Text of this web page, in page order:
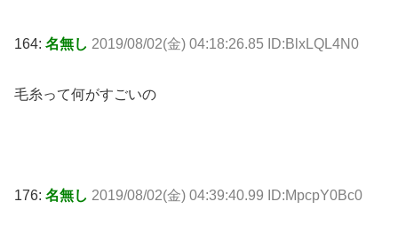
164: 名無し 2019/08/02(金) 04:18:26.85 ID:BlxLQL4N0
毛糸って何がすごいの
176: 名無し 2019/08/02(金) 04:39:40.99 ID:MpcpY0Bc0